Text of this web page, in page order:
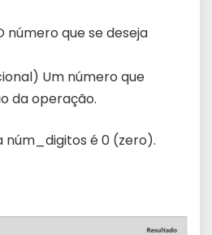
número que se deseja
Um número que
da operação.
é 0 (zero).